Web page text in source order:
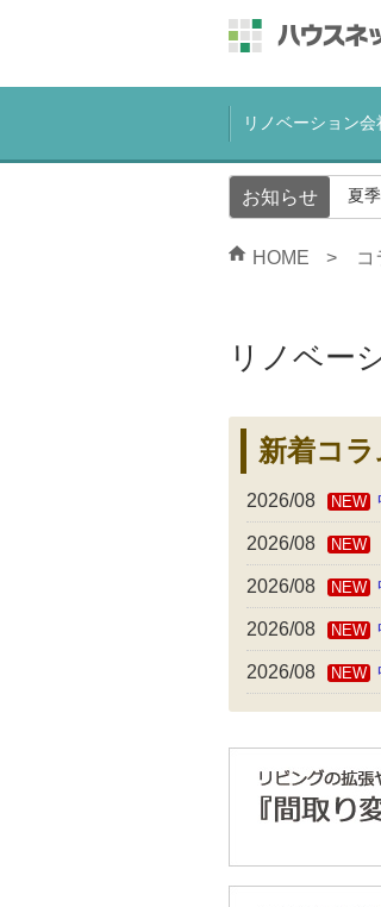
リノベーション会
お知らせ 夏
HOME コ
リノベー
新着コラ
2026/08 NEW
2026/08 NEW
2026/08 NEW
2026/08 NEW
2026/08 NEW